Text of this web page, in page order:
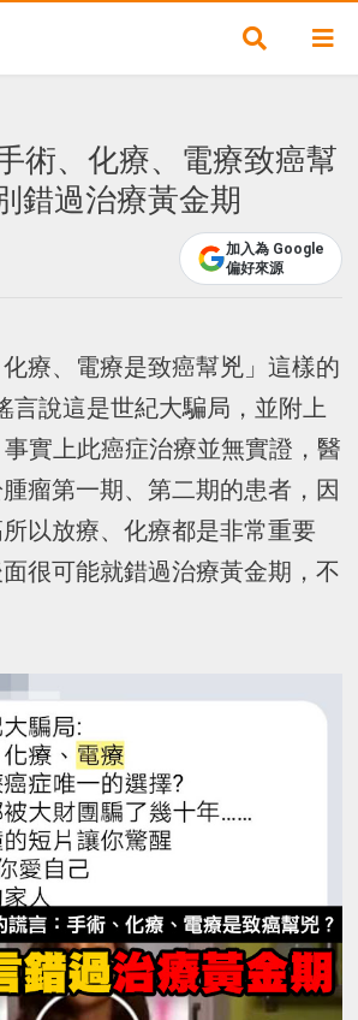
術、化療、電療致癌幫
錯過治療黃金期
加入為 Google
偏好來源
療、電療是致癌幫兇」這樣的
言說這是世紀大騙局，並附上
事實上此癌症治療並無實證，醫
瘤第一期、第二期的患者，因
以放療、化療都是非常重要
很可能就錯過治療黃金期，不